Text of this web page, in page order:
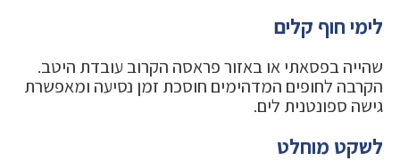
לימי חוף קלים
שהייה בפסאתי או באזור פראסה הקרוב עובדת היטב.
הקרבה לחופים המדהימים חוסכת זמן נסיעה ומאפשרת
גישה ספונטנית לים.
לשקט מוחלט